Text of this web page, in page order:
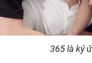
365 là ký